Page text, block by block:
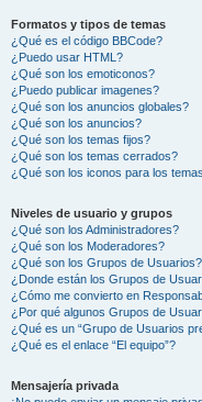
Formatos y tipos de temas
¿Qué es el código BBCode?
¿Puedo usar HTML?
¿Qué son los emoticonos?
¿Puedo publicar imagenes?
¿Qué son los anuncios globales?
¿Qué son los anuncios?
¿Qué son los temas fijos?
¿Qué son los temas cerrados?
¿Qué son los iconos para los
Niveles de usuario y grupos
¿Qué son los Administradores?
¿Qué son los Moderadores?
¿Qué son los Grupos de Usuarios?
¿Donde están los Grupos de
¿Cómo me convierto en
¿Por qué algunos Grupos de
¿Qué es un “Grupo de Usuarios
¿Qué es el enlace “El equipo”?
Mensajería privada